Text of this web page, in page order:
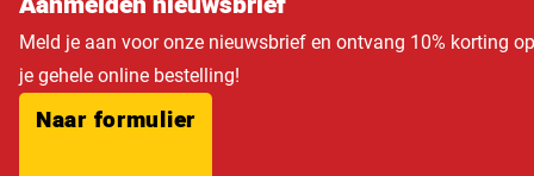
Meld je aan voor onze nieuwsbrief en ontvang 10% korting op
je gehele online bestelling!
Naar formulier